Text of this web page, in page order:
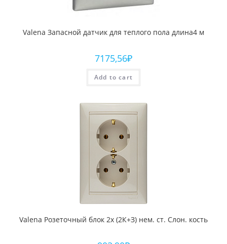
Valena Запасной датчик для теплого пола длина4 м
7175,56₽
Add to cart
Valena Розеточный блок 2х (2К+З) нем. ст. Слон. кость